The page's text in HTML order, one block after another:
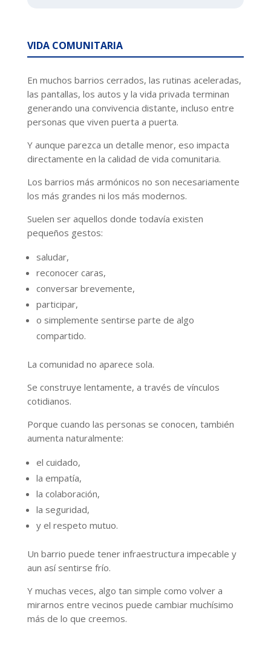
VIDA COMUNITARIA
En muchos barrios cerrados, las rutinas aceleradas,
las pantallas, los autos y la vida privada terminan
generando una convivencia distante, incluso entre
personas que viven puerta a puerta.
Y aunque parezca un detalle menor, eso impacta
directamente en la calidad de vida comunitaria.
Los barrios más armónicos no son necesariamente
los más grandes ni los más modernos.
Suelen ser aquellos donde todavía existen
pequeños gestos:
saludar,
reconocer caras,
conversar brevemente,
participar,
o simplemente sentirse parte de algo
compartido.
La comunidad no aparece sola.
Se construye lentamente, a través de vínculos
cotidianos.
Porque cuando las personas se conocen, también
aumenta naturalmente:
el cuidado,
la empatía,
la colaboración,
la seguridad,
y el respeto mutuo.
Un barrio puede tener infraestructura impecable y
aun así sentirse frío.
Y muchas veces, algo tan simple como volver a
mirarnos entre vecinos puede cambiar muchísimo
más de lo que creemos.